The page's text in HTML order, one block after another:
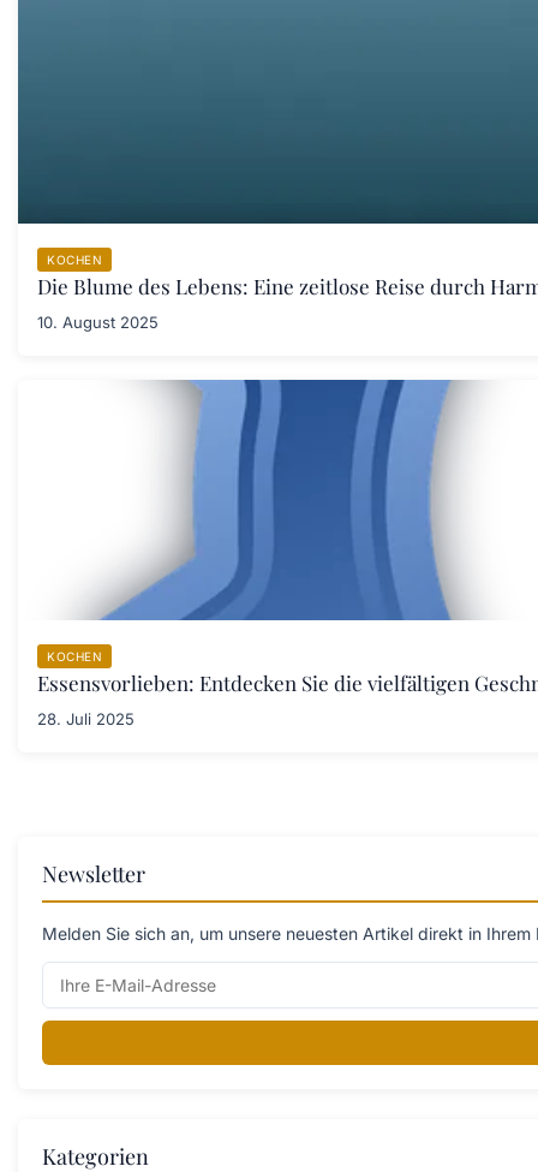
KOCHEN
Die Blume des Lebens: Eine zeitlose Reise durch
10. August 2025
KOCHEN
Essensvorlieben: Entdecken Sie die vielfältigen
28. Juli 2025
Newsletter
Melden Sie sich an, um unsere neuesten Artikel direkt in
Kategorien